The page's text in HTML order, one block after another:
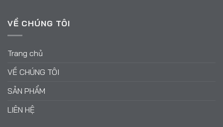
VỀ CHÚNG TÔI
Trang chủ
VỀ CHÚNG TÔI
SẢN PHẨM
LIÊN HỆ